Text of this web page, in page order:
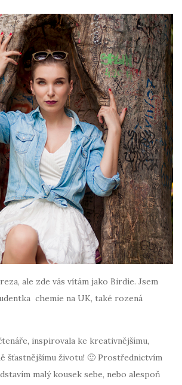
ale zde vás vítám jako Birdie. Jsem
chemie na UK, také rozená
inspirovala ke kreativnějšímu,
šťastnějšímu životu! 🙂 Prostřednictvím
malý kousek sebe, nebo alespoň